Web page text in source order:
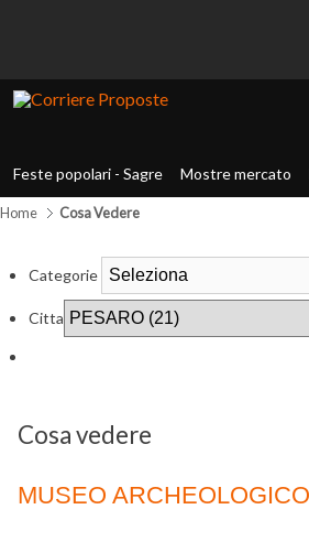
Feste popolari - Sagre Mostre mercato
Home Cosa Vedere
Categorie
Citta
Cosa vedere
MUSEO